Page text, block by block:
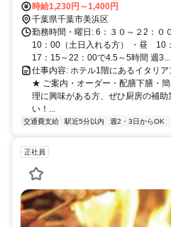
ご利用の方は、稲毛駅からのバス（
時給1,230円～1,400円
千葉県千葉市美浜区
勤務時間・曜日: 6：３０～２2：
10：00（土日入れる方） ・昼 10
17：15～22：00で4.5～5時間 週3...
仕事内容: ホテル1階にあるイタリ
★ ご案内・オーダー・配膳下膳・
理に興味がある方、ぜひ厨房の補
い！...
交通費支給 駅近5分以内 週2・3日からOK
正社員